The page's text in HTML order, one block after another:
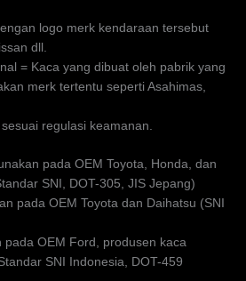
logo merk kendaraan tersebut
dll.
= Kaca yang dibuat oleh pabrik yang
merk tertentu seperti Asahimas,
regulasi keamanan.
pada OEM Toyota, Honda, dan
SNI, DOT-305, JIS Jepang)
pada OEM Toyota dan Daihatsu (SNI
pada OEM Ford, produsen kaca
SNI Indonesia, DOT-459